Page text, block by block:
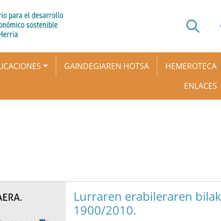
GAINDEGIAREN HOTSA
HEMEROTECA
ENLACES
Lurraren erabileraren
1900/2010.